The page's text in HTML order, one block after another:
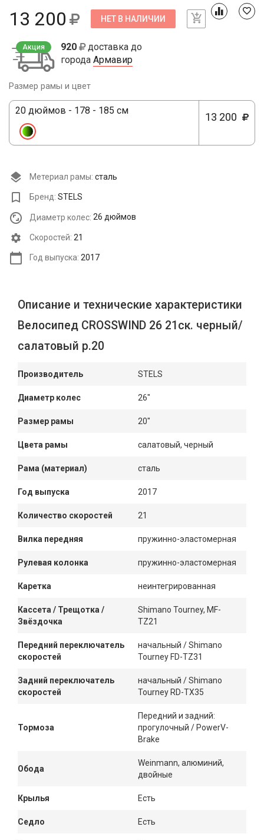
13 200 НЕТ В НАЛИЧИИ
Акция 920
доставка до
города Армавир
Размер рамы и цвет
20 дюймов - 178 - 185 см
13 200
Метериал рамы: сталь
Бренд: STELS
Диаметр колес: 26 дюймов
Cкоростей: 21
Год выпуска: 2017
Описание и технические характеристики
Велосипед CROSSWIND 26 21ск. черный/
салатовый р.20
Производитель STELS
Диаметр колес 26"
Размер рамы 20"
Цвета рамы салатовый, черный
Рама (материал) сталь
Год выпуска 2017
Количество скоростей 21
Вилка передняя пружинно-эластомерная
Рулевая колонка пружинно-эластомерная
Каретка неинтегрированная
Кассета / Трещотка /
Звёздочка
Shimano Tourney, MF-
TZ21
Передний переключатель
скоростей
начальный / Shimano
Tourney FD-TZ31
Задний переключатель
скоростей
начальный / Shimano
Tourney RD-TX35
Тормоза
Передний и задний:
прогулочный / PowerV-
Brake
Обода
Weinmann, алюминий,
двойные
Крылья Есть
Седло Есть